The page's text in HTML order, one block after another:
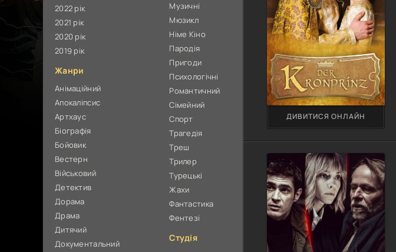
ДИВИТИСЯ ОНЛАЙН
2022 рік
2021 рік
2020 рік
2019 рік
Жанри
Анімаційний
Апокаліпсис
Артхаус
Біографія
Бойовик
Вестерн
Військовий
Детектив
Дорама
Драма
Дитячий
Документальний
Музичні
Мюзикл
Німе Кіно
Пародія
Пригоди
Психологічні
Романтичний
Сімейний
Спорт
Трагедія
Треш
Трилер
Турецькі
Жахи
Фантастика
Фентезі
Студія